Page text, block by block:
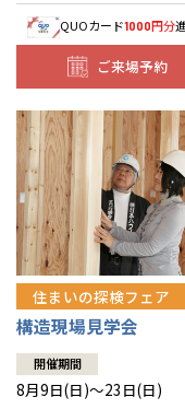
QUOカード1000円分
ご来場予約
住まいの探検フェア
構造現場見学会
開催期間
8月9日(日)～23日(日)